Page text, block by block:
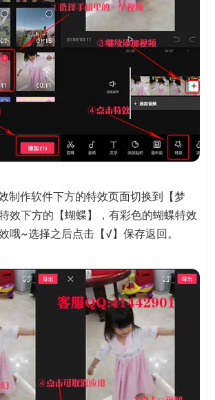
制作软件下方的特效页面切换到【梦
效下方的【蝴蝶】，有彩色的蝴蝶特效
哦~选择之后点击【√】保存返回。